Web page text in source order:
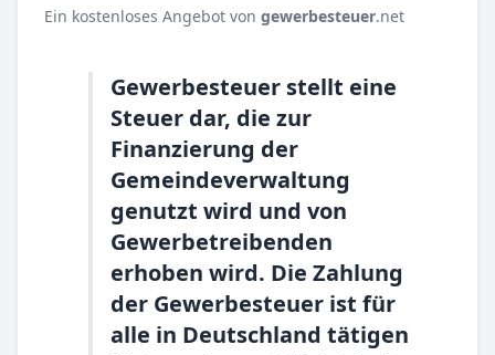
Ein kostenloses Angebot von gewerbesteuer.net
Gewerbesteuer stellt eine
Steuer dar, die zur
Finanzierung der
Gemeindeverwaltung
genutzt wird und von
Gewerbetreibenden
erhoben wird. Die Zahlung
der Gewerbesteuer ist für
alle in Deutschland tätigen